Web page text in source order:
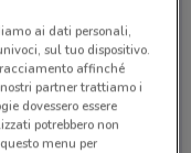
ai dati personali,
sul tuo dispositivo.
affinché
partner trattiamo i
dovessero essere
potrebbero non
menu per